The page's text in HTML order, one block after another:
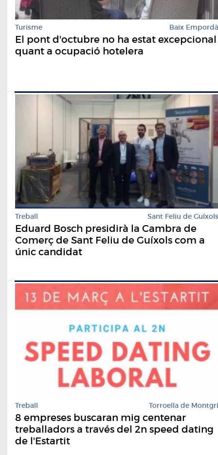
Turisme Baix Empordà
El pont d'octubre no ha estat excepcional
quant a ocupació hotelera
Treball Sant Feliu de Guíxols
Eduard Bosch presidirà la Cambra de
Comerç de Sant Feliu de Guíxols com a
únic candidat
Treball Torroella de Montgrí
8 empreses buscaran mig centenar
treballadors a través del 2n speed dating
de l'Estartit